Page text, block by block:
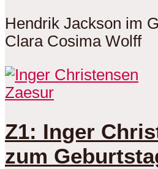
Hendrik Jackson im
Clara Cosima Wolff
Zaesur
Z1: Inger
zum